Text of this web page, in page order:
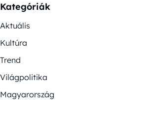
Kategóriák
Aktuális
Kultúra
Trend
Világpolitika
Magyarország